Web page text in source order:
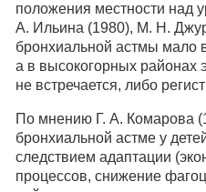
положения местности над
А. Ильина (1980), М. Н.
бронхиальной астмы мало
а в высокогорных районах
не встречается, либо
По мнению Г. А. Комарова
бронхиальной астме у
следствием адаптации
процессов, снижение